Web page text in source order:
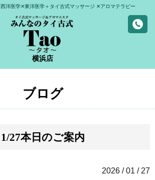
西洋医学✕東洋医学＋タイ古式マッサージ ✕アロマテラピー
横浜店
ブログ
1/27本日のご案内
2026 / 01 / 27